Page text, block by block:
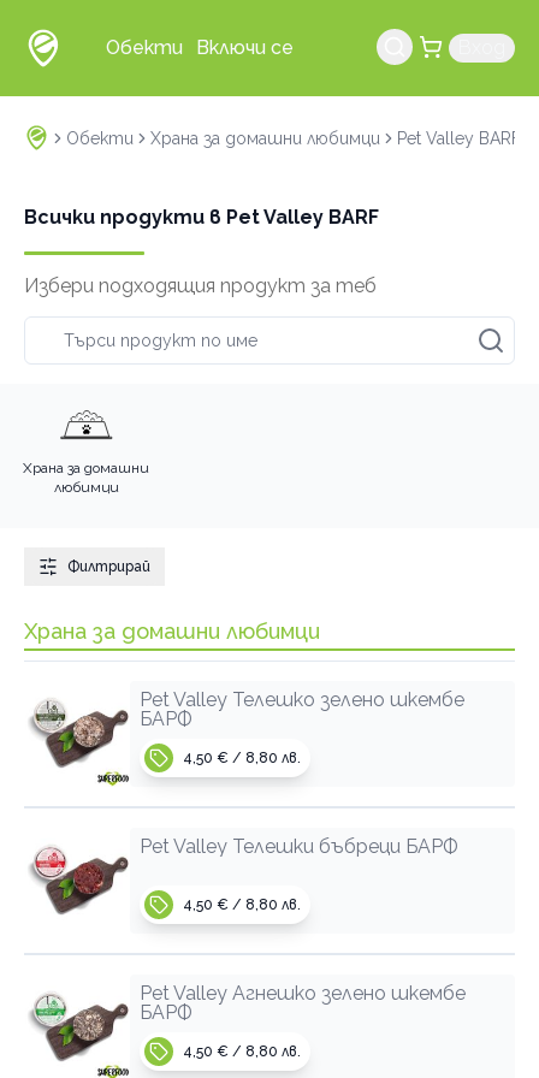
Обекти Включи се
Обекти Храна за домашни любимци Pet Valley BARF
Всички продукти в Pet Valley BARF
Избери подходящия продукт за теб
Храна за домашни
любимци
Филтрирай
Храна за домашни любимци
Pet Valley Телешко зелено шкембе
БАРФ
4,50 € / 8,80 лв.
Pet Valley Телешки бъбреци БАРФ
4,50 € / 8,80 лв.
Pet Valley Агнешко зелено шкембе
БАРФ
4,50 € / 8,80 лв.